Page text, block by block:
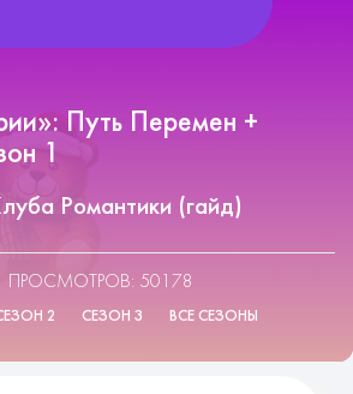
Путь Перемен +
1
Романтики (гайд)
ПРОСМОТРОВ: 50178
2 СЕЗОН 3 ВСЕ СЕЗОНЫ